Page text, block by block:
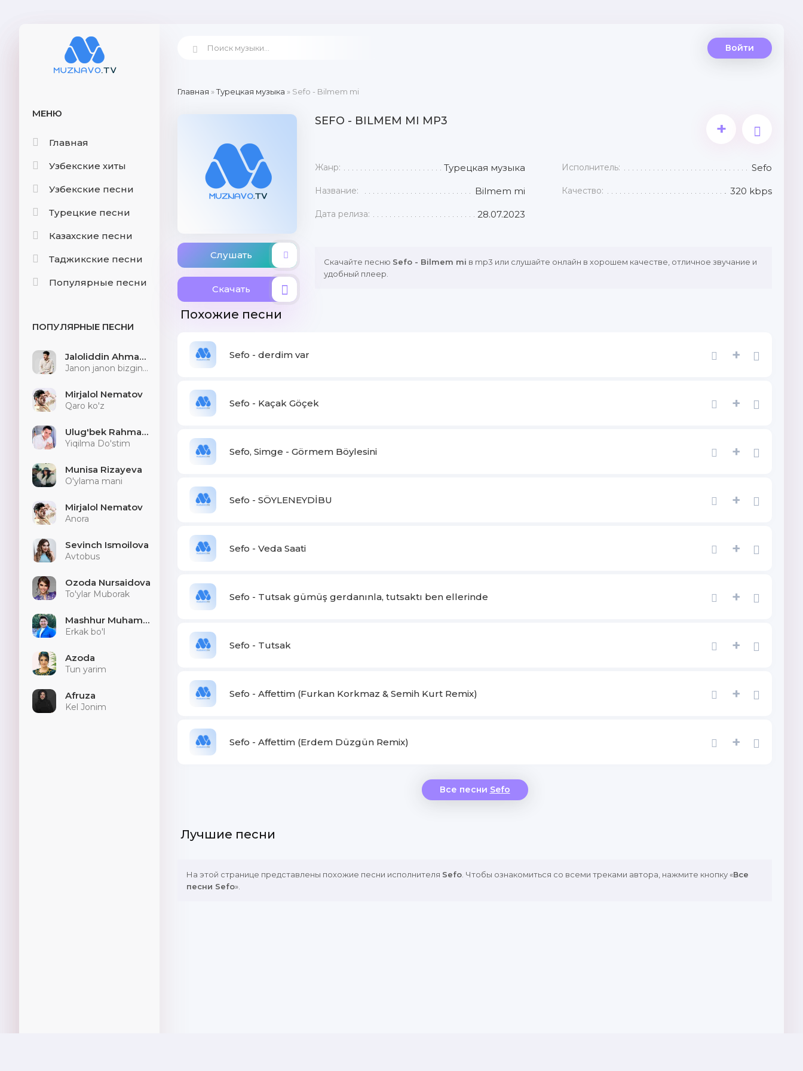
МЕНЮ
Главная
Узбекские хиты
Узбекские песни
Турецкие песни
Казахские песни
Таджикские песни
Популярные песни
ПОПУЛЯРНЫЕ ПЕСНИ
Jaloliddin Ahmadaliyev
Janon janon bizginani sog'indilarmu
Mirjalol Nematov
Qaro ko'z
Ulug'bek Rahmatullayev
Yiqilma Do'stim
Munisa Rizayeva
O'ylama mani
Mirjalol Nematov
Anora
Sevinch Ismoilova
Avtobus
Ozoda Nursaidova
To'ylar Muborak
Mashhur Muhammad
Erkak bo'l
Azoda
Tun yarim
Afruza
Kel Jonim
Войти
Главная »Турецкая музыка » Sefo - Bilmem mi
Слушать
Скачать
SEFO - BILMEM MI MP3 +
Жанр: Турецкая музыка Исполнитель: Sefo
Название: Bilmem mi Качество: 320 kbps
Дата релиза: 28.07.2023
Скачайте песню Sefo - Bilmem mi в mp3 или слушайте онлайн в хорошем качестве, отличное звучание и
удобный плеер.
Похожие песни
Sefo - derdim var +
Sefo - Kaçak Göçek +
Sefo, Simge - Görmem Böylesini +
Sefo - SÖYLENEYDİBU +
Sefo - Veda Saati +
Sefo - Tutsak gümüş gerdanınla, tutsaktı ben ellerinde +
Sefo - Tutsak +
Sefo - Affettim (Furkan Korkmaz & Semih Kurt Remix) +
Sefo - Affettim (Erdem Düzgün Remix) +
Все песни Sefo
Лучшие песни
На этой странице представлены похожие песни исполнителя Sefo . Чтобы ознакомиться со всеми треками автора, нажмите кнопку «Все
песни Sefo».